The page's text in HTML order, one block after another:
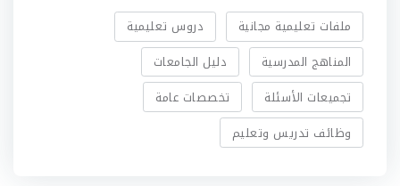
ملفات تعليمية مجانية
دروس تعليمية
المناهج المدرسية
دليل الجامعات
تجميعات الأسئلة
تخصصات عامة
وظائف تدريس وتعليم